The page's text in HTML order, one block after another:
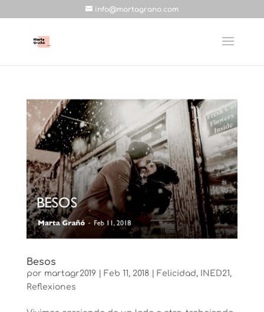
info@martagrano.com
Besos
por martagr2019| Feb 11, 2018| Felicidad, INED21,
Reflexiones